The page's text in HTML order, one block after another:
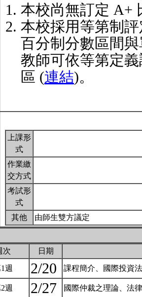
本校尚無訂定 A+
本校採用等第制
百分制分數區間
教師可依等第定
區 (連結)。
上課形
式
作業繳
交方式
考試形
式
其他
由師生雙方議定
次 日期
週 2/20 課程簡介、國際投資
週 2/27 國際仲裁之理論、法